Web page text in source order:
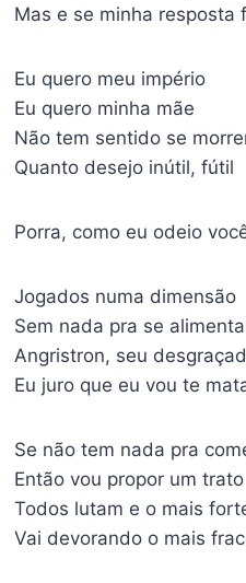
Mas e se minha resposta
Eu quero meu império
Eu quero minha mãe
Não tem sentido se
Quanto desejo inútil, fútil
Porra, como eu odeio
Jogados numa dimensão
Sem nada pra se
Angristron, seu
Eu juro que eu vou te
Se não tem nada pra
Então vou propor um trato
Todos lutam e o mais
Vai devorando o mais